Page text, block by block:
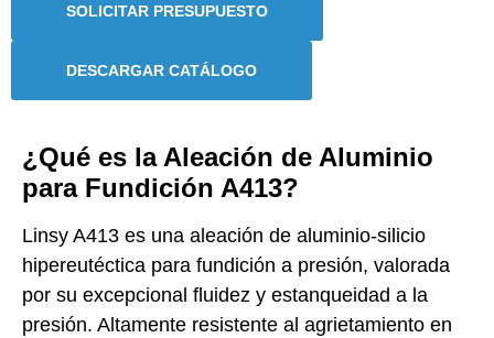
SOLICITAR PRESUPUESTO
DESCARGAR CATÁLOGO
¿Qué es la Aleación de Aluminio
para Fundición A413?
Linsy A413 es una aleación de aluminio-silicio
hipereutéctica para fundición a presión, valorada
por su excepcional fluidez y estanqueidad a la
presión. Altamente resistente al agrietamiento en